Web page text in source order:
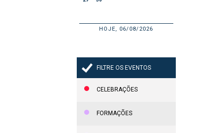
HOJE, 06/08/2026
FILTRE OS EVENTOS
CELEBRAÇÕES
FORMAÇÕES